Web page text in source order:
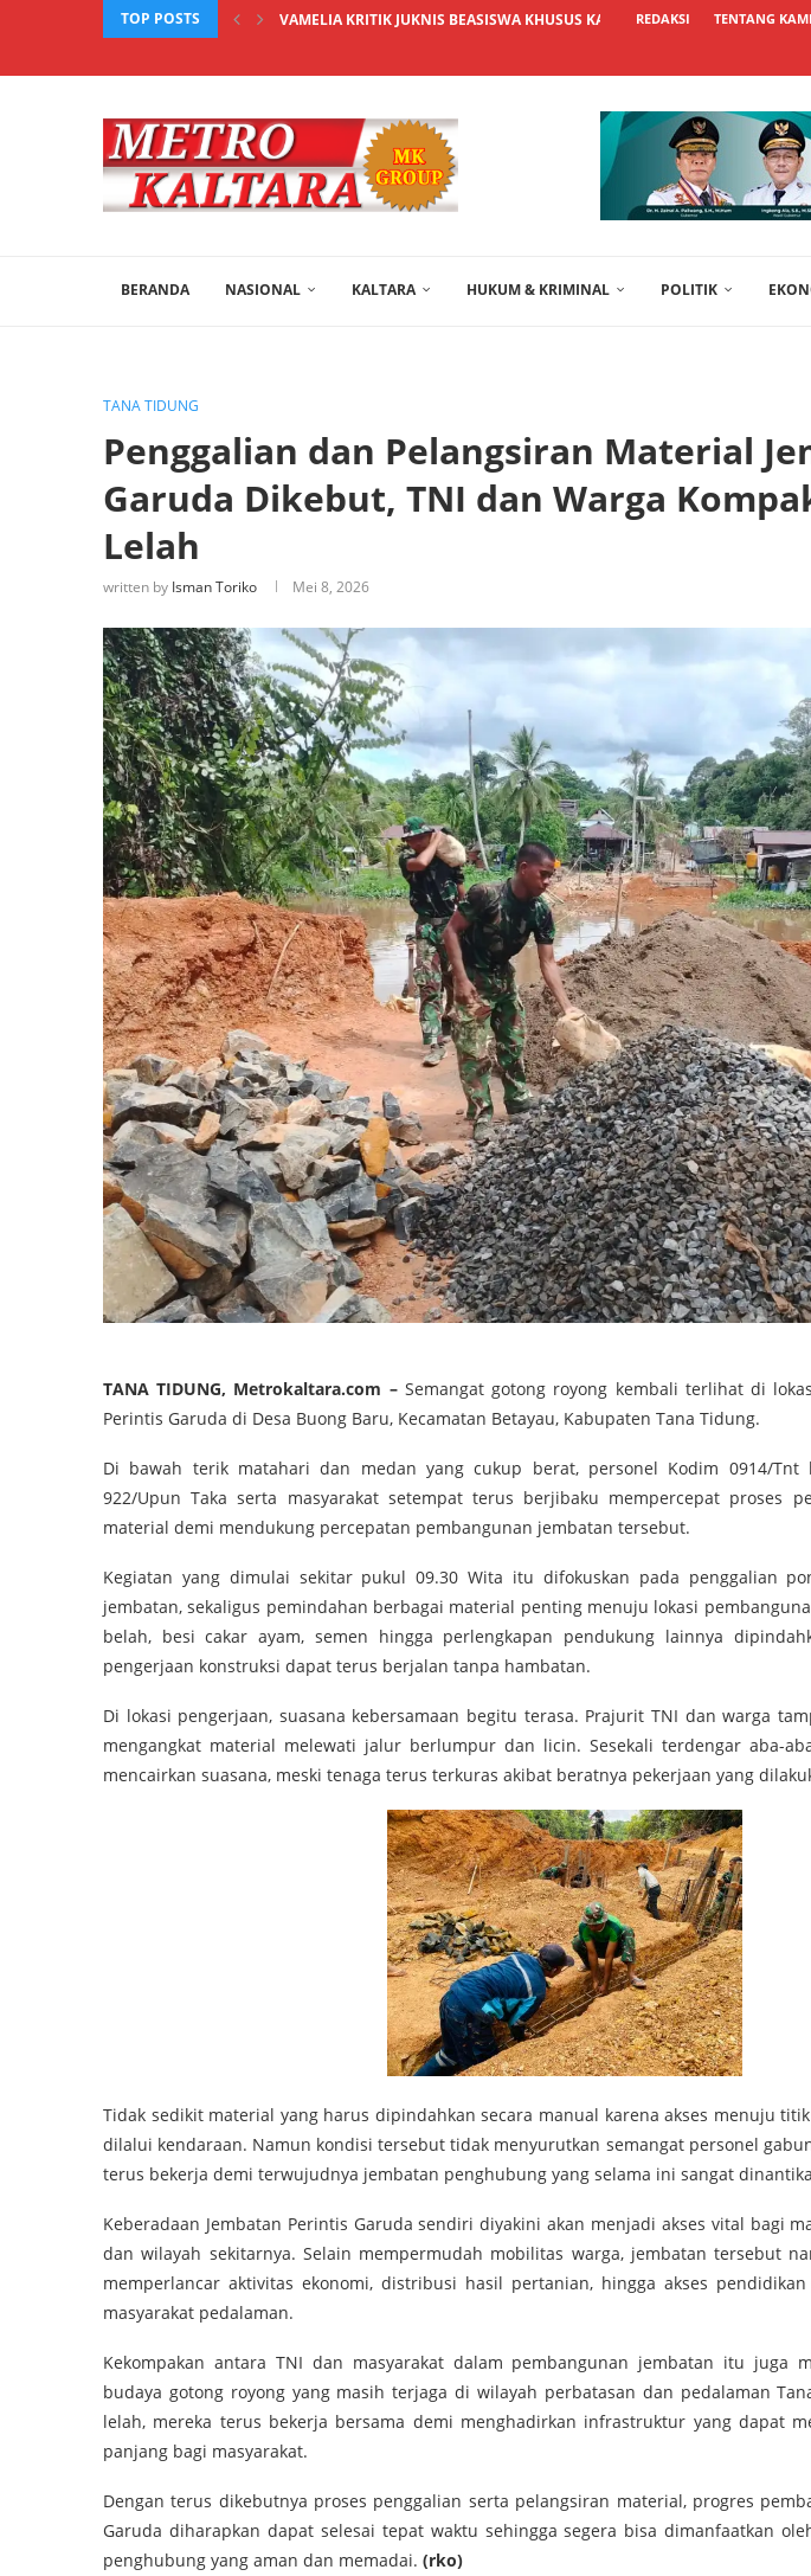
TOP POSTS VAMELIA KRITIK JUKNIS BEASISWA KHUSUS KALTARA UNGGUL, USUL...
REDAKSI TENTANG
BERANDA NASIONAL KALTARA HUKUM & KRIMINAL POLITIK
TANA TIDUNG
Penggalian dan Pelangsiran Material
Garuda Dikebut, TNI dan Warga
Lelah
written by Isman Toriko Mei 8, 2026
TANA TIDUNG, Metrokaltara.com –Semangat gotong royong kembali terlihat di
Perintis Garuda di Desa Buong Baru, Kecamatan Betayau, Kabupaten Tana Tidung.
Di bawah terik matahari dan medan yang cukup berat, personel Kodim 0914/Tnt
922/Upun Taka serta masyarakat setempat terus berjibaku mempercepat proses
material demi mendukung percepatan pembangunan jembatan tersebut.
Kegiatan yang dimulai sekitar pukul 09.30 Wita itu difokuskan pada penggalian
jembatan, sekaligus pemindahan berbagai material penting menuju lokasi
belah, besi cakar ayam, semen hingga perlengkapan pendukung lainnya
pengerjaan konstruksi dapat terus berjalan tanpa hambatan.
Di lokasi pengerjaan, suasana kebersamaan begitu terasa. Prajurit TNI dan warga
mengangkat material melewati jalur berlumpur dan licin. Sesekali terdengar aba-
mencairkan suasana, meski tenaga terus terkuras akibat beratnya pekerjaan yang
Tidak sedikit material yang harus dipindahkan secara manual karena akses menuju
dilalui kendaraan. Namun kondisi tersebut tidak menyurutkan semangat personel
terus bekerja demi terwujudnya jembatan penghubung yang selama ini sangat
Keberadaan Jembatan Perintis Garuda sendiri diyakini akan menjadi akses vital bagi
dan wilayah sekitarnya. Selain mempermudah mobilitas warga, jembatan tersebut
memperlancar aktivitas ekonomi, distribusi hasil pertanian, hingga akses
masyarakat pedalaman.
Kekompakan antara TNI dan masyarakat dalam pembangunan jembatan itu juga
budaya gotong royong yang masih terjaga di wilayah perbatasan dan pedalaman
lelah, mereka terus bekerja bersama demi menghadirkan infrastruktur yang dapat
panjang bagi masyarakat.
Dengan terus dikebutnya proses penggalian serta pelangsiran material, progres
Garuda diharapkan dapat selesai tepat waktu sehingga segera bisa dimanfaatkan
penghubung yang aman dan memadai. (rko)